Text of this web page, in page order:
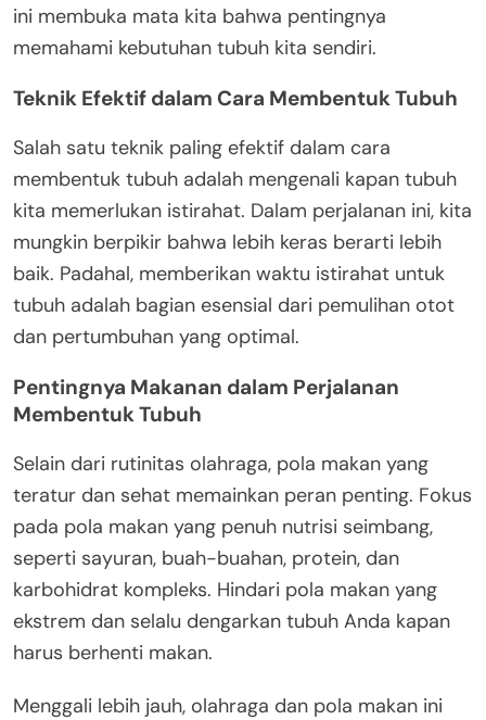
ini membuka mata kita bahwa pentingnya
memahami kebutuhan tubuh kita sendiri.
Teknik Efektif dalam Cara Membentuk Tubuh
Salah satu teknik paling efektif dalam cara
membentuk tubuh adalah mengenali kapan tubuh
kita memerlukan istirahat. Dalam perjalanan ini, kita
mungkin berpikir bahwa lebih keras berarti lebih
baik. Padahal, memberikan waktu istirahat untuk
tubuh adalah bagian esensial dari pemulihan otot
dan pertumbuhan yang optimal.
Pentingnya Makanan dalam Perjalanan
Membentuk Tubuh
Selain dari rutinitas olahraga, pola makan yang
teratur dan sehat memainkan peran penting. Fokus
pada pola makan yang penuh nutrisi seimbang,
seperti sayuran, buah-buahan, protein, dan
karbohidrat kompleks. Hindari pola makan yang
ekstrem dan selalu dengarkan tubuh Anda kapan
harus berhenti makan.
Menggali lebih jauh, olahraga dan pola makan ini